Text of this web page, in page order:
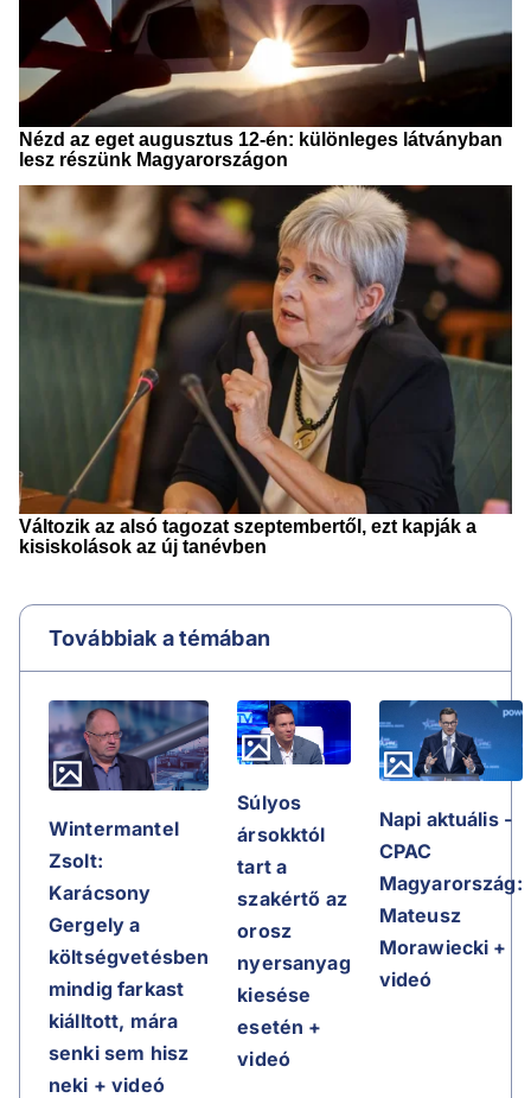
Továbbiak a témában
Wintermantel
Zsolt:
Karácsony
Gergely a
költségvetésben
mindig farkast
kiálltott, mára
senki sem hisz
neki + videó
Súlyos
ársokktól
tart a
szakértő az
orosz
nyersanyag
kiesése
esetén +
videó
Napi aktuális -
CPAC
Magyarország:
Mateusz
Morawiecki +
videó